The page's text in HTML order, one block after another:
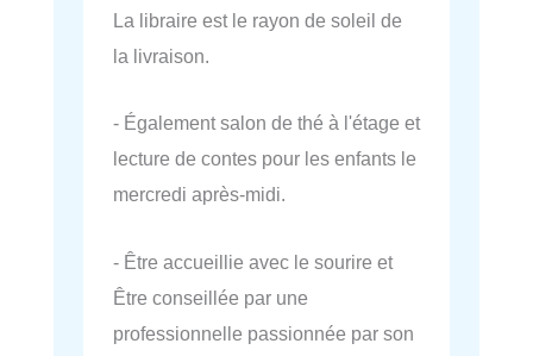
La libraire est le rayon de soleil de
la livraison.
- Également salon de thé à l'étage et
lecture de contes pour les enfants le
mercredi après-midi.
- Être accueillie avec le sourire et
Être conseillée par une
professionnelle passionnée par son